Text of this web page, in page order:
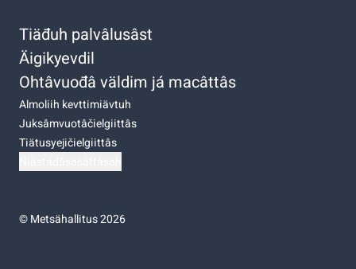
Tiäđuh palvâlusâst
Äigikyevdil
Ohtâvuođâ väldim já macâttâs
Almoliih kevttimiävtuh
Juksâmvuotâčielgiittâs
Tiätusyejičielgiittâs
©Metsähallitus 2026